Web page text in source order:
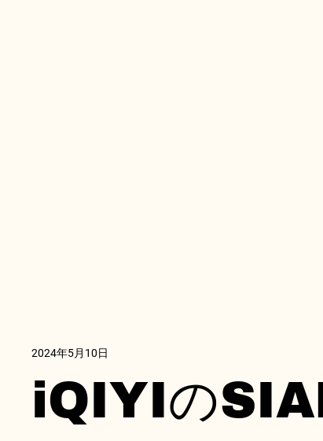
2024年5月10日
iQIYIの